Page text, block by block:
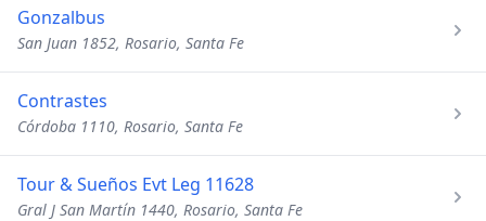
Gonzalbus
San Juan 1852, Rosario, Santa Fe
Contrastes
Córdoba 1110, Rosario, Santa Fe
Tour & Sueños Evt Leg 11628
Gral J San Martín 1440, Rosario, Santa Fe